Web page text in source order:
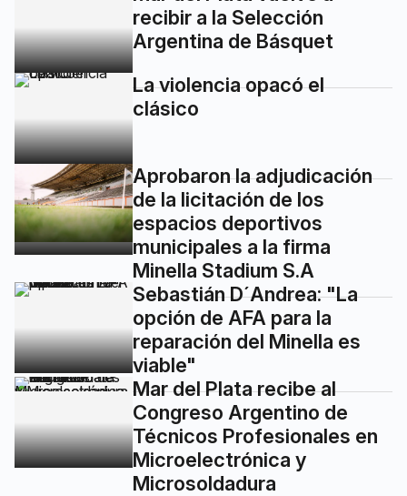
recibir a la Selección
Argentina de Básquet
La violencia opacó el
clásico
Aprobaron la adjudicación
de la licitación de los
espacios deportivos
municipales a la firma
Minella Stadium S.A
Sebastián D´Andrea: "La
opción de AFA para la
reparación del Minella es
viable"
Mar del Plata recibe al
Congreso Argentino de
Técnicos Profesionales en
Microelectrónica y
Microsoldadura